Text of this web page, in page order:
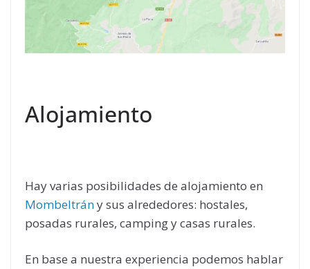
Alojamiento
Hay varias posibilidades de alojamiento en
Mombeltrány sus alrededores: hostales,
posadas rurales, camping y casas rurales.
En base a nuestra experiencia podemos hablar